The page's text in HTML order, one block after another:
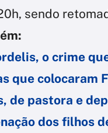
sendo
o crime
que colocaram
de pastora e
dos filhos